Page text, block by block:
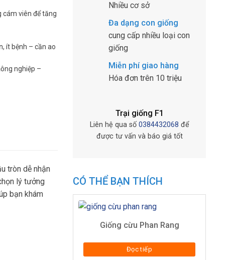
Nhiều cơ sở
Đa dạng con giống
cung cấp nhiều loại con
giống
Miễn phí giao hàng
Hóa đơn trên 10 triệu
Trại giống F1
Liên hệ qua số 0384432068 để
được tư vấn và báo giá tốt
CÓ THỂ BẠN THÍCH
Giống cừu Phan Rang
Đọc tiếp
cám viên để tăng
ít bệnh – cần ao
nghiệp –
tròn dễ nhận
lý tưởng
bạn khám